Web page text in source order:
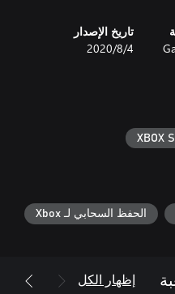
تاريخ الإصدار
4‏/8‏/2020
XBOX
الحفظ السحابي لـ Xbox
إظهار الكل